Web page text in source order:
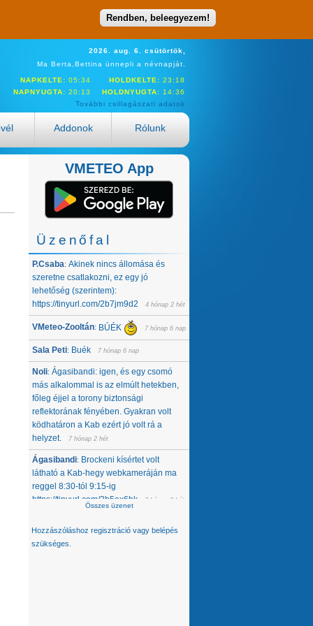
Rendben, beleegyezem!
2026. aug. 6. csütörtök,
Ma Berta,Bettina ünnepli a névnapját.
NAPKELTE: 05:34 HOLDKELTE: 23:18
NAPNYUGTA: 20:13 HOLDNYUGTA: 14:36
További csillagászati adatok
Addonok Rólunk
VMETEO App
Üzenőfal
P.Csaba: Akinek nincs állomása és
szeretne csatlakozni, ez egy jó
lehetőség (szerintem):
https://tinyurl.com/2b7jm9d2
4 hónap 2 hét
VMeteo-Zooltán: BÚÉK 7 hónap 6 nap
Sala Peti: Buék 7 hónap 6 nap
Noli: Ágasibandi: igen, és egy csomó
más alkalommal is az elmúlt hetekben,
főleg éjjel a torony biztonsági
reflektorának fényében. Gyakran volt
ködhatáron a Kab ezért jó volt rá a
helyzet.
7 hónap 2 hét
Ágasibandi: Brockeni kísértet volt
látható a Kab-hegy webkameráján ma
reggel 8:30-tól 9:15-ig
https://tinyurl.com/2b5ex6bk
7 hónap 2 hét
hanem egész közép-kelet európai
térségből. Az Alpokban alig van hó -
Összes üzenet
Hozzászóláshoz regisztráció vagy belépés
szükséges.